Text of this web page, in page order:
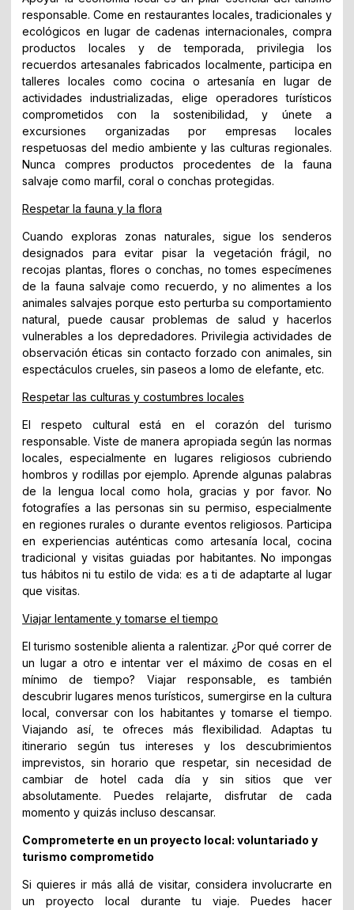
responsable. Come en restaurantes locales, tradicionales y
ecológicos en lugar de cadenas internacionales, compra
productos locales y de temporada, privilegia los
recuerdos artesanales fabricados localmente, participa en
talleres locales como cocina o artesanía en lugar de
actividades industrializadas, elige operadores turísticos
comprometidos con la sostenibilidad, y únete a
excursiones organizadas por empresas locales
respetuosas del medio ambiente y las culturas regionales.
Nunca compres productos procedentes de la fauna
salvaje como marfil, coral o conchas protegidas.
Respetar la fauna y la flora
Cuando exploras zonas naturales, sigue los senderos
designados para evitar pisar la vegetación frágil, no
recojas plantas, flores o conchas, no tomes especímenes
de la fauna salvaje como recuerdo, y no alimentes a los
animales salvajes porque esto perturba su comportamiento
natural, puede causar problemas de salud y hacerlos
vulnerables a los depredadores. Privilegia actividades de
observación éticas sin contacto forzado con animales, sin
espectáculos crueles, sin paseos a lomo de elefante, etc.
Respetar las culturas y costumbres locales
El respeto cultural está en el corazón del turismo
responsable. Viste de manera apropiada según las normas
locales, especialmente en lugares religiosos cubriendo
hombros y rodillas por ejemplo. Aprende algunas palabras
de la lengua local como hola, gracias y por favor. No
fotografíes a las personas sin su permiso, especialmente
en regiones rurales o durante eventos religiosos. Participa
en experiencias auténticas como artesanía local, cocina
tradicional y visitas guiadas por habitantes. No impongas
tus hábitos ni tu estilo de vida: es a ti de adaptarte al lugar
que visitas.
Viajar lentamente y tomarse el tiempo
El turismo sostenible alienta a ralentizar. ¿Por qué correr de
un lugar a otro e intentar ver el máximo de cosas en el
mínimo de tiempo? Viajar responsable, es también
descubrir lugares menos turísticos, sumergirse en la cultura
local, conversar con los habitantes y tomarse el tiempo.
Viajando así, te ofreces más flexibilidad. Adaptas tu
itinerario según tus intereses y los descubrimientos
imprevistos, sin horario que respetar, sin necesidad de
cambiar de hotel cada día y sin sitios que ver
absolutamente. Puedes relajarte, disfrutar de cada
momento y quizás incluso descansar.
Comprometerte en un proyecto local: voluntariado y
turismo comprometido
Si quieres ir más allá de visitar, considera involucrarte en
un proyecto local durante tu viaje. Puedes hacer